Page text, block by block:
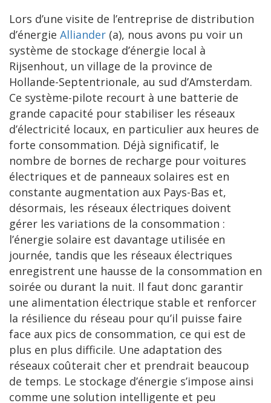
Lors d’une visite de l’entreprise de distribution
d’énergie Alliander (a), nous avons pu voir un
système de stockage d’énergie local à
Rijsenhout, un village de la province de
Hollande-Septentrionale, au sud d’Amsterdam.
Ce système-pilote recourt à une batterie de
grande capacité pour stabiliser les réseaux
d’électricité locaux, en particulier aux heures de
forte consommation. Déjà significatif, le
nombre de bornes de recharge pour voitures
électriques et de panneaux solaires est en
constante augmentation aux Pays-Bas et,
désormais, les réseaux électriques doivent
gérer les variations de la consommation :
l’énergie solaire est davantage utilisée en
journée, tandis que les réseaux électriques
enregistrent une hausse de la consommation en
soirée ou durant la nuit. Il faut donc garantir
une alimentation électrique stable et renforcer
la résilience du réseau pour qu’il puisse faire
face aux pics de consommation, ce qui est de
plus en plus difficile. Une adaptation des
réseaux coûterait cher et prendrait beaucoup
de temps. Le stockage d’énergie s’impose ainsi
comme une solution intelligente et peu